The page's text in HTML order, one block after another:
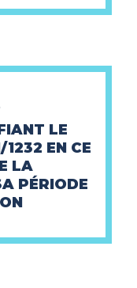
LE
1232 EN CE
LA
PÉRIODE